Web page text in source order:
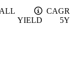
YIELD
CAGR
5Y